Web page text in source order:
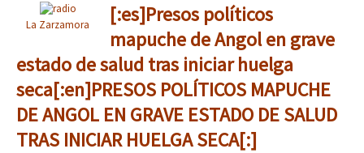
La Zarzamora
[:es]Presos políticos
mapuche de Angol en grave
estado de salud tras iniciar huelga
seca[:en]PRESOS POLÍTICOS MAPUCHE
DE ANGOL EN GRAVE ESTADO DE SALUD
TRAS INICIAR HUELGA SECA[:]